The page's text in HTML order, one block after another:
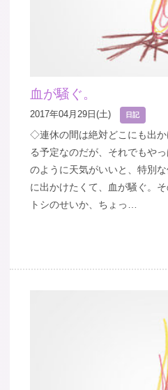
血が騒ぐ。
2017年04月29日(土) 日記
◇連休の間は絶対どこにも出
る予定なのだが、それでもや
のように天気がいいと、特別
に出かけたくて、血が騒ぐ。
トシのせいか、ちょっ…